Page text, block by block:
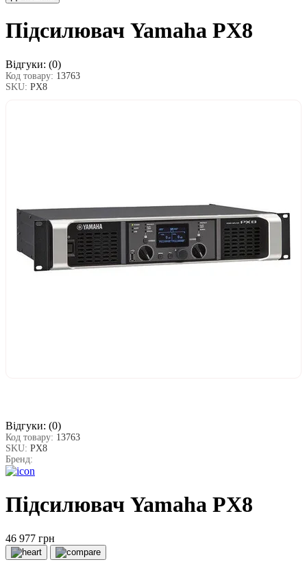
Підсилювач Yamaha PX8
Відгуки: (0)
Код товару: 13763
SKU: PX8
Відгуки: (0)
Код товару: 13763
SKU: PX8
Бренд:
Підсилювач Yamaha PX8
46 977 грн